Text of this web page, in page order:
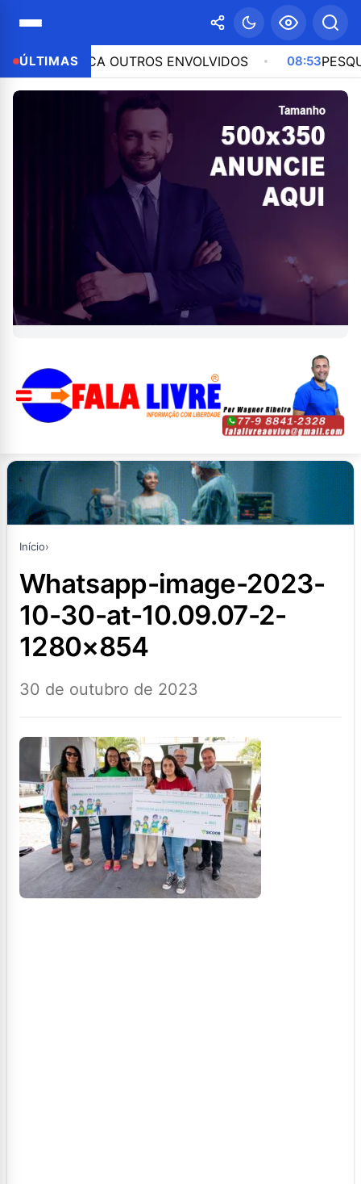
ÚLTIMASOUTROS ENVOLVIDOS 08:53 PESQUISA
Início›
whatsapp-image-2023-
10-30-at-10.09.07-2-
1280×854
30 de outubro de 2023